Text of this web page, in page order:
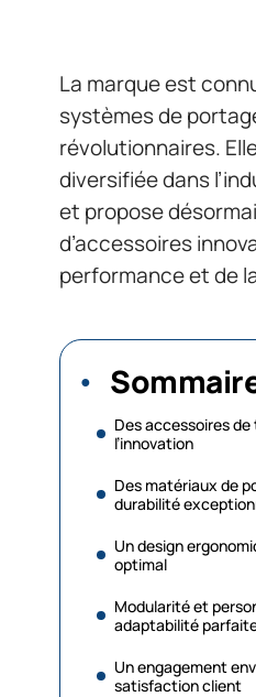
La marque est
systèmes de
révolutionnaires.
diversifiée dans
et propose
d’accessoires
performance et de
Des accessoires
l’innovation
Des matériaux de
durabilité
Un design
optimal
Modularité et
adaptabilité
Un engagement
satisfaction client